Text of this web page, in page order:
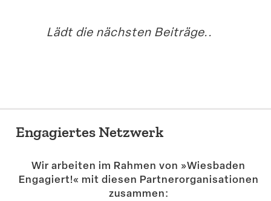
Lädt die nächsten Beiträge..
Engagiertes Netzwerk
Wir arbeiten im Rahmen von »Wiesbaden
Engagiert!« mit diesen Partner­or­ga­ni­sa­tionen
zusammen: